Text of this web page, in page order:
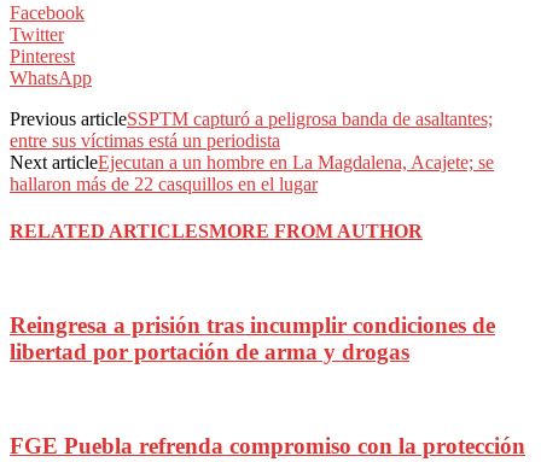
Facebook
Twitter
Pinterest
WhatsApp
Previous articleSSPTM capturó a peligrosa banda de asaltantes;
entre sus víctimas está un periodista
Next articleEjecutan a un hombre en La Magdalena, Acajete; se
hallaron más de 22 casquillos en el lugar
RELATED ARTICLESMORE FROM AUTHOR
Reingresa a prisión tras incumplir condiciones de
libertad por portación de arma y drogas
FGE Puebla refrenda compromiso con la protección